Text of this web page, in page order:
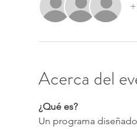
Acerca del
¿Qué es?
Un programa